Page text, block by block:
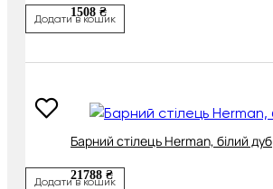
1508 ₴
Додати в кошик
Барний стілець Herman, білий дуб
21788 ₴
Додати в кошик